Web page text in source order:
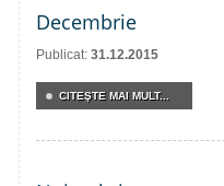
Decembrie
Publicat: 31.12.2015
CITEŞTE MAI MULT...